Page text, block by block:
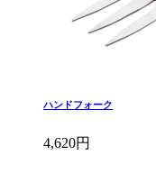
ハンドフォーク
4,620円